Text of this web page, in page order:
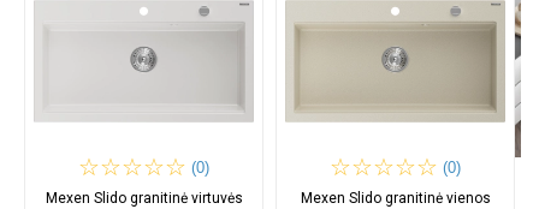
(0)
Mexen Slido granitinė virtuvės
(0)
Mexen Slido granitinė vienos